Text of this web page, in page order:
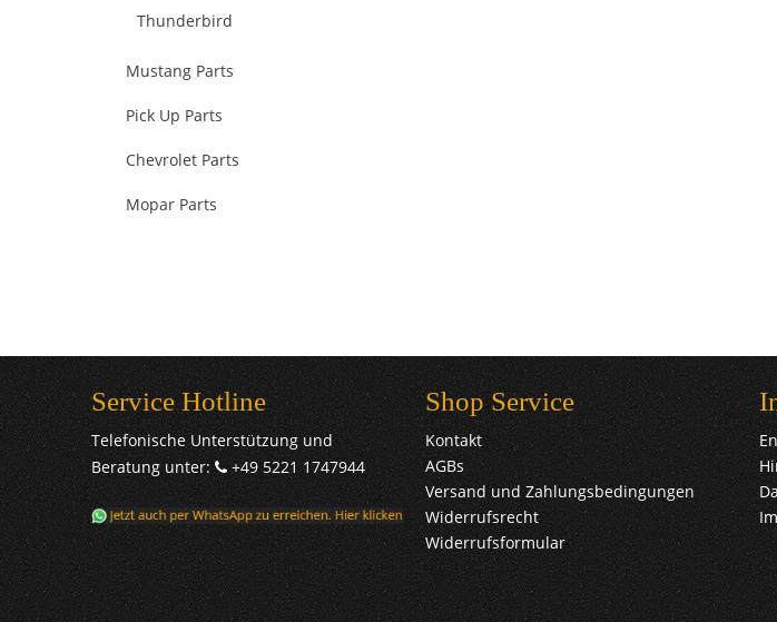
Thunderbird
Mustang Parts
Pick Up Parts
Chevrolet Parts
Mopar Parts
Service Hotline
Telefonische Unterstützung und
Beratung unter:
+49 5221 1747944
Shop Service
Kontakt
AGBs
Versand und Zahlungsbedingungen
Widerrufsrecht
Widerrufsformular